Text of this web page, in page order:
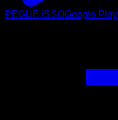
PEGUE ISSOGoogle Play